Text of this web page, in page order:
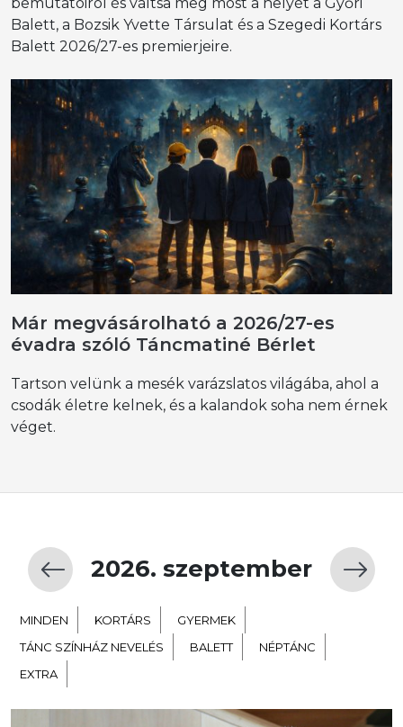
Balett, a Bozsik Yvette Társulat és a Szegedi Kortárs
Balett 2026/27-es premierjeire.
Már megvásárolható a 2026/27-es
évadra szóló Táncmatiné Bérlet
Tartson velünk a mesék varázslatos világába, ahol a
csodák életre kelnek, és a kalandok soha nem érnek
véget.
2026. szeptember
MINDEN KORTÁRS
GYERMEK
TÁNC SZÍNHÁZ NEVELÉS
BALETT
NÉPTÁNC
EXTRA